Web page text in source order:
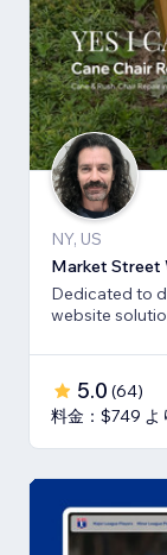
NY, US
Market Street
Dedicated to
website
5.0 (64)
料金：$749 よ